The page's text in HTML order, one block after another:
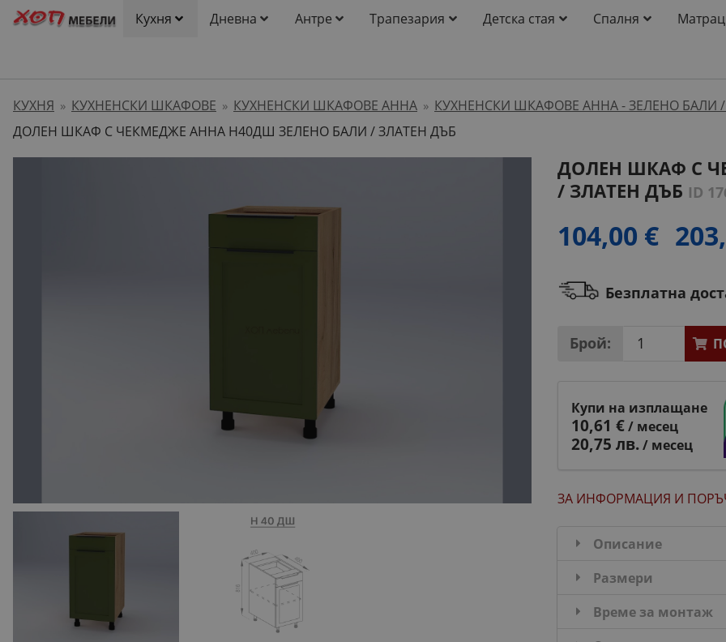
Кухня Дневна Антре Трапезария Детска стая Спалня
КУХНЯ » КУХНЕНСКИ ШКАФОВЕ » КУХНЕНСКИ ШКАФОВЕ АННА » КУХНЕНСКИ ШКАФОВЕ АННА - ЗЕЛЕНО БАЛИ
ДОЛЕН ШКАФ С ЧЕКМЕДЖЕ АННА H40ДШ ЗЕЛЕНО БАЛИ / ЗЛАТЕН ДЪБ
ДОЛЕН ШКАФ С
/ ЗЛАТЕН ДЪБ ID
104,00 €
Безплатна
Брой:
Купи на изплащане
10,61 €/ месец
20,75 лв./ месец
ЗА ИНФОРМАЦИЯ И
Описание
Размери
Време за монтаж